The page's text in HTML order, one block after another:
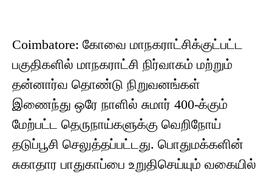
Coimbatore: கோவை மாநகராட்சிக்குட்பட்ட
பகுதிகளில் மாநகராட்சி நிர்வாகம் மற்றும்
தன்னார்வ தொண்டு நிறுவனங்கள்
இணைந்து ஒரே நாளில் சுமார் 400-க்கும்
மேற்பட்ட தெருநாய்களுக்கு வெறிநோய்
தடுப்பூசி செலுத்தப்பட்டது. பொதுமக்களின்
சுகாதார பாதுகாப்பை உறுதிசெய்யும் வகையில்